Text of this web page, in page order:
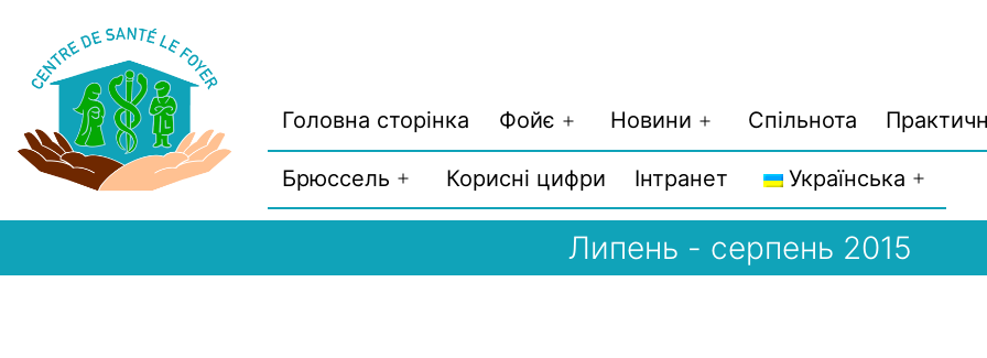
вмісту
Головна сторінка Фойє Відкрити
меню
Новини Відкрити
меню
Спільнота
Брюссель Відкрити
меню
Корисні цифри Інтранет Українська
меню
Липень - серпень 2015